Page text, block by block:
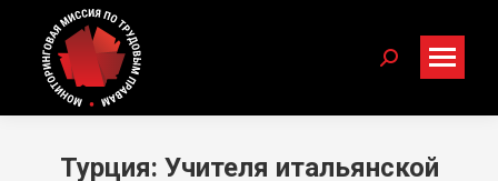
Search:
Турция: Учителя итальянской